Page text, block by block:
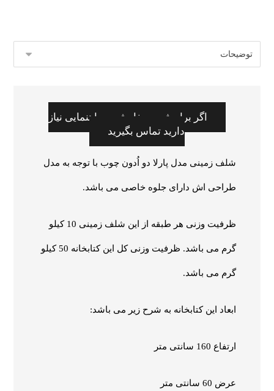
اگر برای ثبت سفارش به راهنمایی نیاز
دارید تماس بگیرید
شلف زمینی مدل پارلا دو اُدون چوب با توجه به مدل
طراحی اش دارای جلوه خاصی می باشد.
ظرفیت وزنی هر طبقه از این شلف زمینی 10 کیلو
گرم می باشد. ظرفیت وزنی کل این کتابخانه 50 کیلو
گرم می باشد.
ابعاد این کتابخانه به شرح زیر می باشد:
ارتفاع 160 سانتی متر
عرض 60 سانتی متر